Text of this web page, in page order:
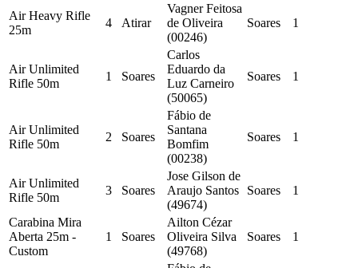
Air Heavy Rifle
25m
4 Atirar
Vagner Feitosa
de Oliveira
(00246)
Soares 1
Air Unlimited
Rifle 50m
1 Soares
Carlos
Eduardo da
Luz Carneiro
(50065)
Soares 1
Air Unlimited
Rifle 50m
2 Soares
Fábio de
Santana
Bomfim
(00238)
Soares 1
Air Unlimited
Rifle 50m
3 Soares
Jose Gilson de
Araujo Santos
(49674)
Soares 1
Carabina Mira
Aberta 25m -
Custom
1 Soares
Ailton Cézar
Oliveira Silva
(49768)
Soares 1